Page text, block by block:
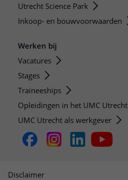
Utrecht Science Park
Inkoop- en bouwvoorwaarden
Werken bij
Vacatures
Stages
Traineeships
Opleidingen in het UMC Utrecht
UMC Utrecht als werkgever
Disclaimer